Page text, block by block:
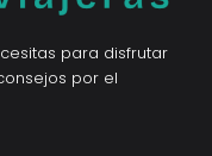
para disfrutar
por el